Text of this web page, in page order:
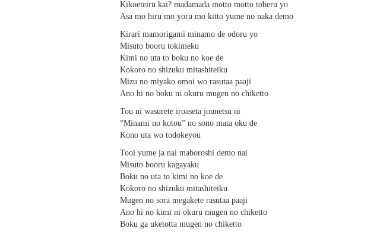
Kikoeteiru kai? madamada motto motto toberu yo
Asa mo hiru mo yoru mo kitto yume no naka demo
Kirari mamorigami minamo de odoru yo
Misuto booru tokimeku
Kimi no uta to boku no koe de
Kokoro no shizuku mitashiteiku
Mizu no miyako omoi wo rasutaa paaji
Ano hi no boku ni okuru mugen no chiketto
Tou ni wasurete iroaseta jounetsu ni
“Minami no kotou” no sono mata oku de
Kono uta wo todokeyou
Tooi yume ja nai maboroshi demo nai
Misuto booru kagayaku
Boku no uta to kimi no koe de
Kokoro no shizuku mitashiteiku
Mugen no sora megakete rasutaa paaji
Ano hi no kimi ni okuru mugen no chiketto
Boku ga uketotta mugen no chiketto